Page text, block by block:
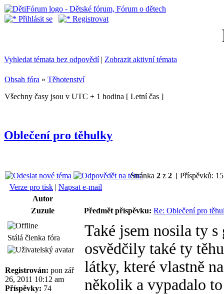
Přihlásit se Registrovat
Vyhledat témata bez odpovědí| Zobrazit aktivní témata
Obsah fóra » Těhotenství
Všechny časy jsou v UTC + 1 hodina [ Letní čas ]
Oblečení pro těhulky
Stránka 2 z 2 [ Příspěvků:
Verze pro tisk | Napsat e-mail
Autor
Zuzule
Předmět příspěvku: Re: Oblečení pro
Stálá členka fóra
Registrován: pon zář
26, 2011 10:12 am
Příspěvky: 74
Také jsem nosila ty
osvědčily také ty
látky, které vlastně
několik a vypadalo to